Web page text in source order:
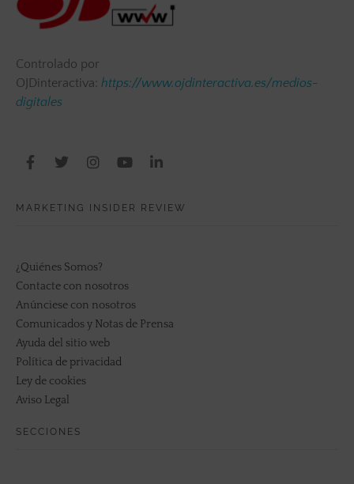
Controlado por
OJDinteractiva: https://www.ojdinteractiva.es/medios-
digitales
MARKETING INSIDER REVIEW
¿Quiénes Somos?
Contacte con nosotros
Anúnciese con nosotros
Comunicados y Notas de Prensa
Ayuda del sitio web
Política de privacidad
Ley de cookies
Aviso Legal
SECCIONES